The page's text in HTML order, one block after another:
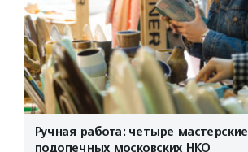
Ручная работа: четыре
подопечных московских НКО